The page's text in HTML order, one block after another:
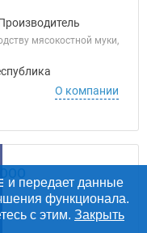
мясокостной муки,
О компании
и передает данные
функционала.
с этим. Закрыть